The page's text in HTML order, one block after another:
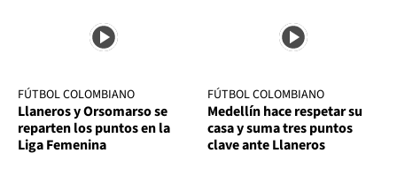
FÚTBOL COLOMBIANO
Llaneros y Orsomarso se
reparten los puntos en la
Liga Femenina
FÚTBOL COLOMBIANO
Medellín hace respetar su
casa y suma tres puntos
clave ante Llaneros